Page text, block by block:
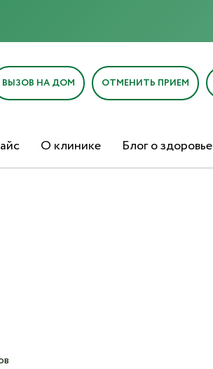
ВЫЗОВ НА ДОМ ОТМЕНИТЬ ПРИЕМ
О клинике Блог о здоровье
отзыва